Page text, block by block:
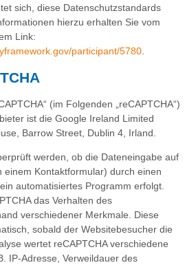
sich, diese Datenschutzstandards
hierzu erhalten Sie vom
Link:
participant/5780.
(im Folgenden „reCAPTCHA“)
ist die Google Ireland Limited
Barrow Street, Dublin 4, Irland.
werden, ob die Dateneingabe auf
einem Kontaktformular) durch einen
automatisiertes Programm erfolgt.
das Verhalten des
verschiedener Merkmale. Diese
sobald der Websitebesucher die
wertet reCAPTCHA verschiedene
IP-Adresse, Verweildauer des